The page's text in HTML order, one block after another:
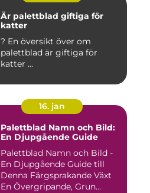
Är palettblad giftiga för
katter
? En översikt över om
palettblad är giftiga för
katter ...
16. jan
Palettblad Namn och Bild:
En Djupgående Guide
Palettblad Namn och Bild -
En Djupgående Guide till
Denna Färgsprakande Växt
En Övergripande, Grun...